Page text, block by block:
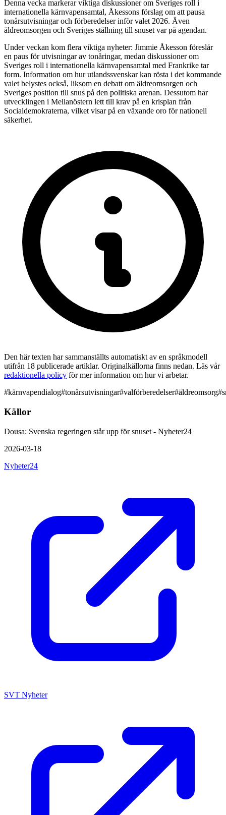
Denna vecka markerar viktiga diskussioner om Sveriges roll i
internationella kärnvapensamtal, Åkessons förslag om att pausa
tonårsutvisningar och förberedelser inför valet 2026. Även
äldreomsorgen och Sveriges ställning till snuset var på agendan.
Under veckan kom flera viktiga nyheter: Jimmie Åkesson föreslår
en paus för utvisningar av tonåringar, medan diskussioner om
Sveriges roll i internationella kärnvapensamtal med Frankrike tar
form. Information om hur utlandssvenskar kan rösta i det kommande
valet belystes också, liksom en debatt om äldreomsorgen och
Sveriges position till snus på den politiska arenan. Dessutom har
utvecklingen i Mellanöstern lett till krav på en krisplan från
Socialdemokraterna, vilket visar på en växande oro för nationell
säkerhet.
Den här texten har sammanställts automatiskt av en språkmodell
utifrån 18 publicerade artiklar. Originalkällorna finns nedan. Läs vår
redaktionella policy för mer information om hur vi arbetar.
#kärnvapendialog#tonårsutvisningar#valförberedelser#äldreomsorg#
Källor
Dousa: Svenska regeringen står upp för snuset - Nyheter24
2026-03-18
Nyheter24
SVT Nyheter